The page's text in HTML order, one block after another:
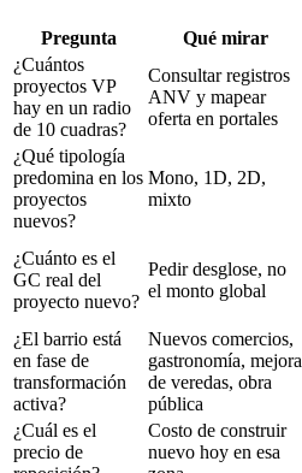
Pregunta Qué mirar
¿Cuántos
proyectos VP
hay en un radio
de 10 cuadras?
Consultar registros
ANV y mapear
oferta en portales
¿Qué tipología
predomina en los
proyectos
nuevos?
Mono, 1D, 2D,
mixto
¿Cuánto es el
GC real del
proyecto nuevo?
Pedir desglose, no
el monto global
¿El barrio está
en fase de
transformación
activa?
Nuevos comercios,
gastronomía, mejora
de veredas, obra
pública
¿Cuál es el
precio de
Costo de construir
nuevo hoy en esa